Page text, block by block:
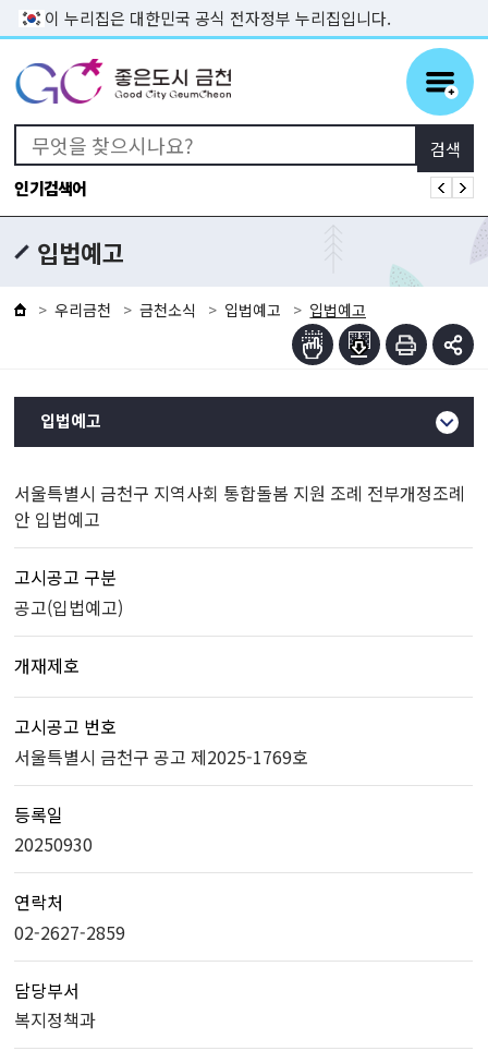
본문 바로가기
이 누리집은 대한민국 공식 전자정부 누리집입니다.
인기검색어
입법예고
우리금천 금천소식 입법예고 입법예고
입법예고
서울특별시 금천구 지역사회 통합돌봄 지원 조례 전부개정조례
안 입법예고
고시공고 구분
공고(입법예고)
개재제호
고시공고 번호
서울특별시 금천구 공고 제2025-1769호
등록일
20250930
연락처
02-2627-2859
담당부서
복지정책과